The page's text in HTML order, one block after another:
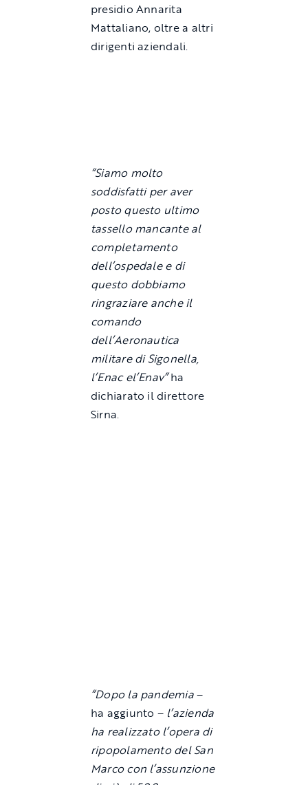
presidio Annarita
Mattaliano, oltre a altri
dirigenti aziendali.
“Siamo molto
soddisfatti per aver
posto questo ultimo
tassello mancante al
completamento
dell’ospedale e di
questo dobbiamo
ringraziare anche il
comando
dell’Aeronautica
militare di Sigonella,
l’Enac el’Enav”ha
dichiarato il direttore
Sirna.
“Dopo la pandemia–
ha aggiunto – l’azienda
ha realizzato l’opera di
ripopolamento del San
Marco con l’assunzione